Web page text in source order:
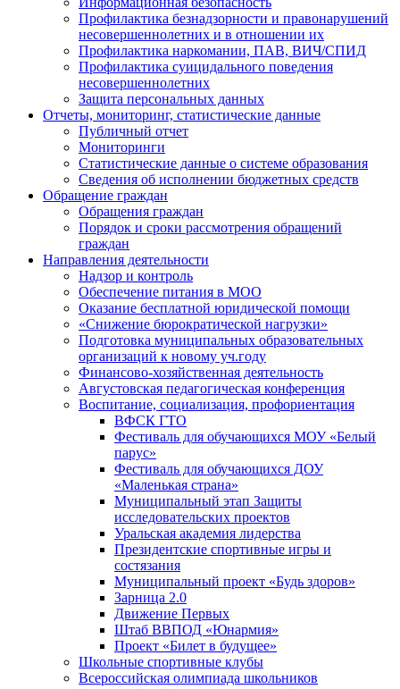
Профилактика безнадзорности и правонарушений
несовершеннолетних и в отношении их
Профилактика наркомании, ПАВ, ВИЧ/СПИД
Профилактика суицидального поведения
несовершеннолетних
Защита персональных данных
Отчеты, мониторинг, статистические данные
Публичный отчет
Мониторинги
Статистические данные о системе образования
Сведения об исполнении бюджетных средств
Обращение граждан
Обращения граждан
Порядок и сроки рассмотрения обращений
граждан
Направления деятельности
Надзор и контроль
Обеспечение питания в МОО
Оказание бесплатной юридической помощи
«Снижение бюрократической нагрузки»
Подготовка муниципальных образовательных
организаций к новому уч.году
Финансово-хозяйственная деятельность
Августовская педагогическая конференция
Воспитание, социализация, профориентация
ВФСК ГТО
Фестиваль для обучающихся МОУ «Белый
парус»
Фестиваль для обучающихся ДОУ
«Маленькая страна»
Муниципальный этап Защиты
исследовательских проектов
Уральская академия лидерства
Президентские спортивные игры и
состязания
Муниципальный проект «Будь здоров»
Зарница 2.0
Движение Первых
Штаб ВВПОД «Юнармия»
Проект «Билет в будущее»
Школьные спортивные клубы
Всероссийская олимпиада школьников